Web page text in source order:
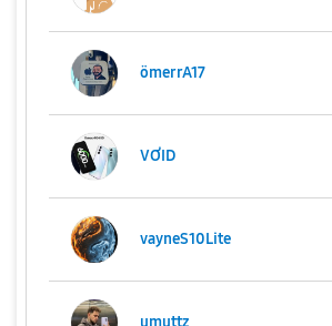
ömerrA17
VƠID
vayneS10Lite
umuttz